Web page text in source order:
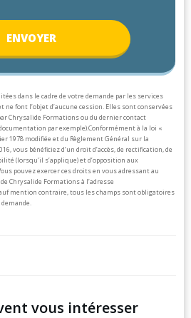
ENVOYER
dans le cadre de votre demande par les services
font l’objet d’aucune cession. Elles sont conservées
Chrysalide Formations ou du dernier contact
par exemple).Conformément à la loi «
1978 modifiée et du Règlement Général sur la
vous bénéficiez d’un droit d’accès, de rectification, de
(lorsqu’il s’applique) et d’opposition aux
pouvez exercer ces droits en vous adressant au
Chrysalide Formations à l’adresse
mention contraire, tous les champs sont obligatoires
vous intéresser